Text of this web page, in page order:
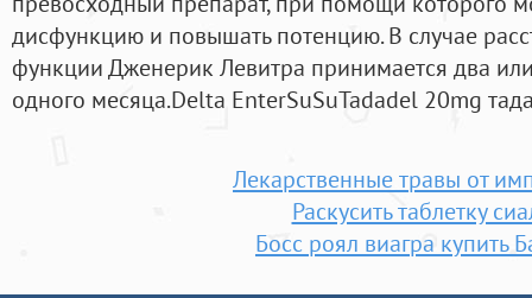
дисфункцию и повышать потенцию. В случае
функции Дженерик Левитра принимается два
одного месяца.Delta EnterSuSuTadadel 20mg
Лекарственные травы от
Раскусить таблетку
Босс роял виагра купить